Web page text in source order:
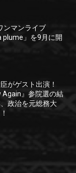
ンマンライブ
plume」を9月に開
がゲスト出演！
』参院選の結
政治を元総務大